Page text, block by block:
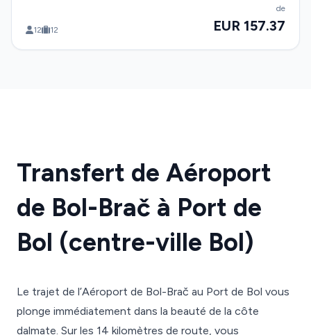
12 12
de
EUR 157.37
Transfert de Aéroport
de Bol-Brač à Port de
Bol (centre-ville Bol)
Le trajet de l’Aéroport de Bol-Brač au Port de Bol vous
plonge immédiatement dans la beauté de la côte
dalmate. Sur les 14 kilomètres de route, vous